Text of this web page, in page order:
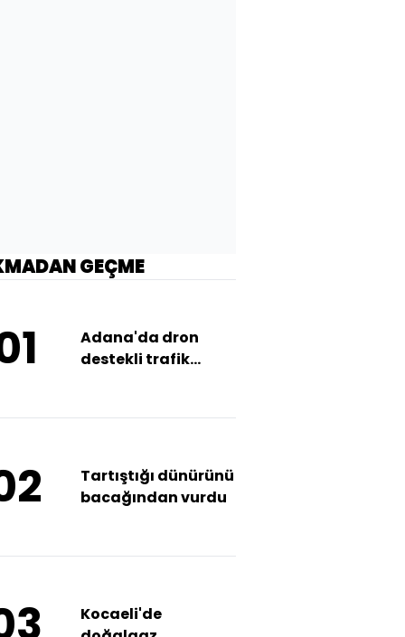
GEÇME
Adana'da dron
destekli trafik
Tartıştığı dünürünü
bacağından vurdu
Kocaeli'de